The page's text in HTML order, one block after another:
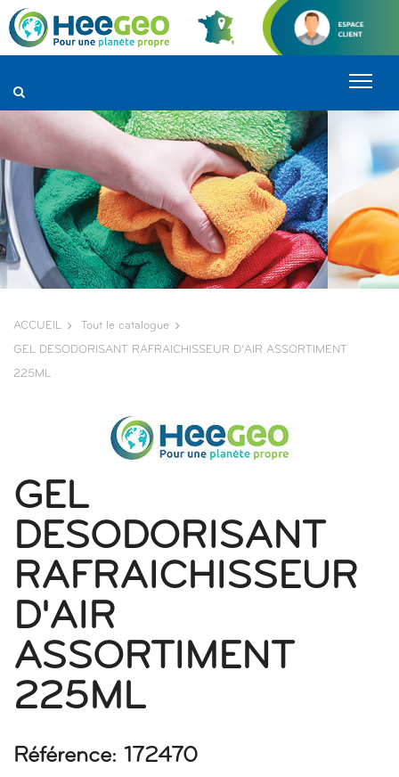
ACCUEIL Tout le catalogue
GEL DESODORISANT RAFRAICHISSEUR D'AIR ASSORTIMENT
225ML
GEL
DESODORISANT
RAFRAICHISSEUR
D'AIR
ASSORTIMENT
225ML
Référence: 172470
Panneau de gestion des cookies